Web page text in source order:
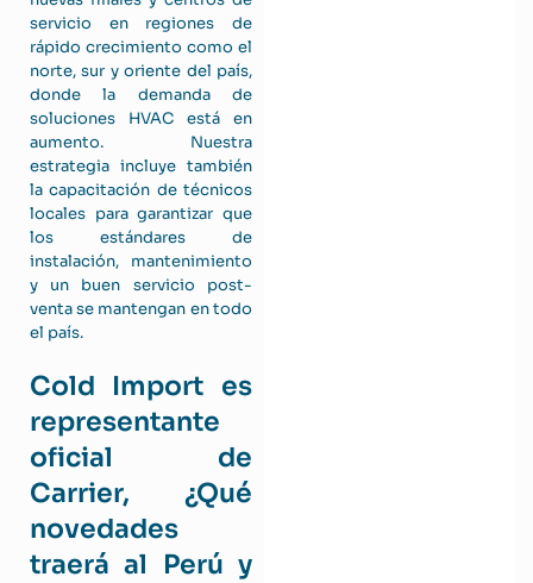
servicio en regiones de
rápido crecimiento como el
norte, sur y oriente del país,
donde la demanda de
soluciones HVAC está en
aumento. Nuestra
estrategia incluye también
la capacitación de técnicos
locales para garantizar que
los estándares de
instalación, mantenimiento
y un buen servicio post-
venta se mantengan en todo
el país.
Cold Import es
representante
oficial de
Carrier, ¿Qué
novedades
traerá al Perú y